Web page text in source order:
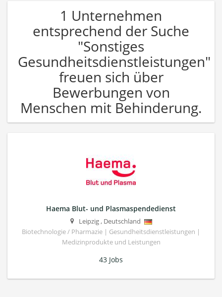
1 Unternehmen
entsprechend der Suche
"Sonstiges
Gesundheitsdienstleistungen"
freuen sich über
Bewerbungen von
Menschen mit Behinderung.
Haema Blut- und Plasmaspendedienst
Leipzig, Deutschland
Biotechnologie / Pharmazie | Gesundheitsdienstleistungen |
Medizinprodukte und Leistungen
43 Jobs